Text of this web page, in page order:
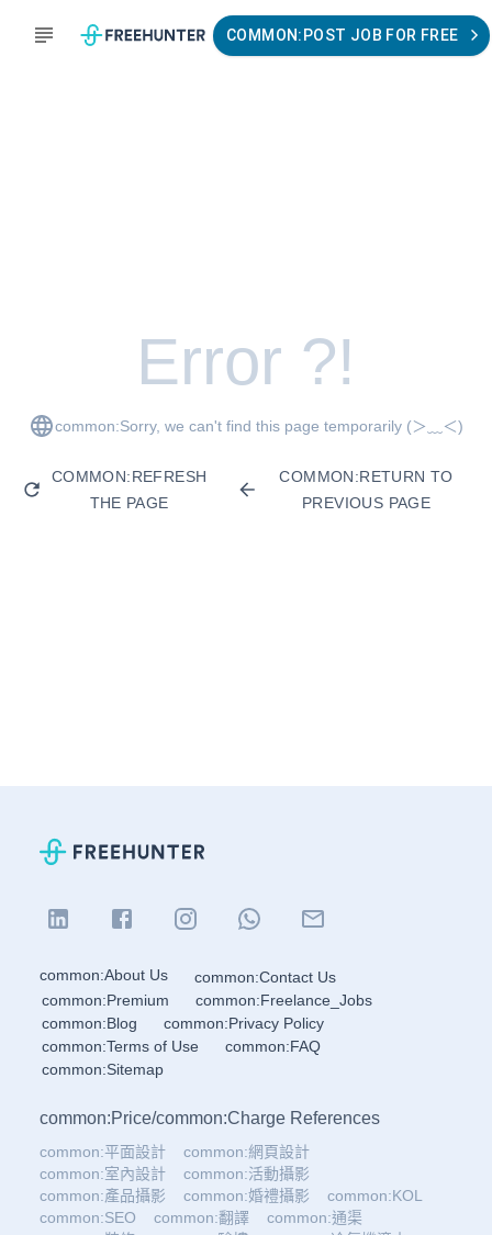
COMMON:POST JOB FOR FREE
Error ?!
common:Sorry, we can't find this page temporarily (＞﹏＜)
COMMON:REFRESH
THE PAGE
COMMON:RETURN TO
PREVIOUS PAGE
common:About Us
common:Contact Us
common:Premium
common:Freelance_Jobs
common:Blog
common:Privacy Policy
common:Terms of Use
common:FAQ
common:Sitemap
common:Price/common:Charge References
common:平面設計
common:網頁設計
common:室內設計
common:活動攝影
common:產品攝影
common:婚禮攝影
common:KOL
common:SEO
common:翻譯
common:通渠